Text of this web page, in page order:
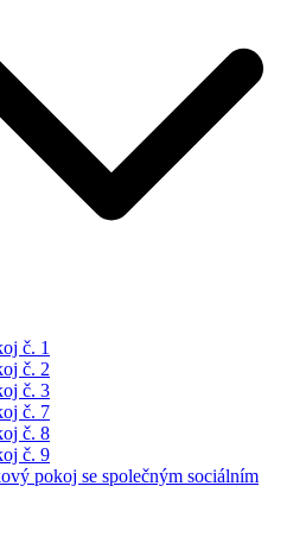
č. 1
č. 2
č. 3
č. 7
č. 8
č. 9
pokoj se společným sociálním